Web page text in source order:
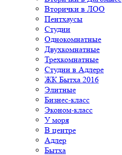
Вторички в ЛОО
Пентхаусы
Студии
Однокомнатные
Двухкомнатные
Трехкомнатные
Студии в Адлере
ЖК Бытха 2016
Элитные
Бизнес-класс
Эконом-класс
У моря
В центре
Адлер
Бытха